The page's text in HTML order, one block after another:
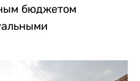
бюджетом